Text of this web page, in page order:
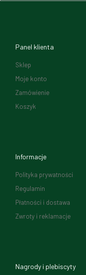
Panel klienta
Sklep
Moje konto
Zamówienie
Koszyk
Informacje
Polityka prywatności
Regulamin
Płatności i dostawa
Zwroty i reklamacje
Nagrody i plebiscyty